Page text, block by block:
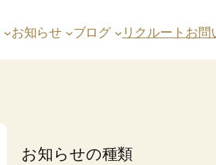
お知らせ ブログ リクルート お問
お知らせの種類